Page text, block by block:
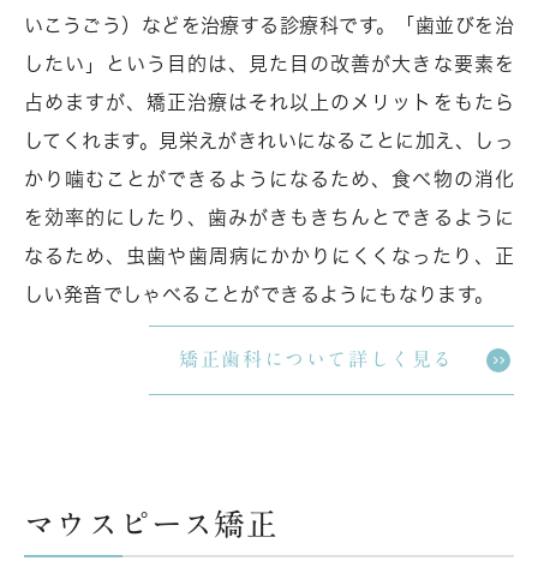
いこうごう）などを治療する診療科です。「歯並びを治
したい」という目的は、見た目の改善が大きな要素を
占めますが、矯正治療はそれ以上のメリットをもたら
してくれます。見栄えがきれいになることに加え、しっ
かり噛むことができるようになるため、食べ物の消化
を効率的にしたり、歯みがきもきちんとできるように
なるため、虫歯や歯周病にかかりにくくなったり、正
しい発音でしゃべることができるようにもなります。
矯正歯科について詳しく見る
マウスピース矯正